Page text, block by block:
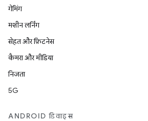
गेमिंग
मशीन लर्निंग
सेहत और फ़िटनेस
कैमरा और मीडिया
निजता
5G
ANDROID डिवाइस